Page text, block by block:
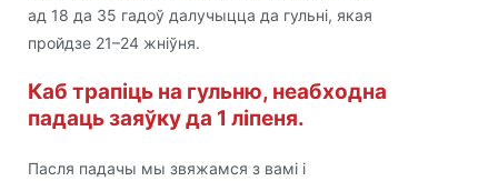
ад 18 да 35 гадоў далучыцца да гульні, якая
пройдзе 21–24 жніўня.
Каб трапіць на гульню, неабходна
падаць заяўку да 1 ліпеня.
Пасля падачы мы звяжамся з вамі і